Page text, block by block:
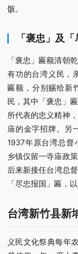
骸。
「褒忠」及
「褒忠」匾额清朝
有功的台湾义民，
匾额，分别赐给新
民，其中「褒忠」
所代表的忠义精神
庙的金字招牌。另
1937年原台湾总督
乡镇仅留一寺庙政
后来新接任台湾总
「尽忠报国」匾，
台湾新竹县新
义民文化祭典每年